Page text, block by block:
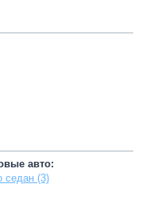
авто:
седан (3)